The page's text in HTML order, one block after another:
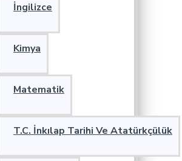
İngilizce
Kimya
Matematik
T.C. İnkılap Tarihi Ve Atatürkçülük